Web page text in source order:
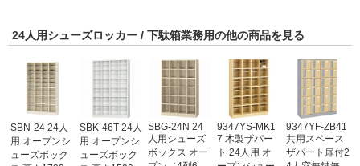
24人用シューズロッカー / 下駄箱業務用の他の商品を見る
SBN-24 24人
用 オープンシ
ューズボック
SBK-46T 24人
用 オープンシ
ューズボック
SBG-24N 24
人用シューズ
ボックス オー
9347YS-MK1
7 木製ザパー
ト 24人用 オ
9347YF-ZB41
共用スペース
ザパート扉付2